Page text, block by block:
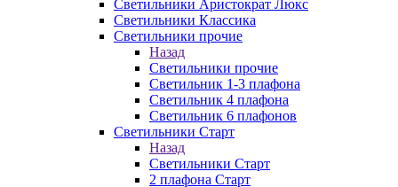
Светильники Аристократ Люкс
Светильники Классика
Светильники прочие
Назад
Светильники прочие
Светильник 1-3 плафона
Светильник 4 плафона
Светильник 6 плафонов
Светильники Старт
Назад
Светильники Старт
2 плафона Старт